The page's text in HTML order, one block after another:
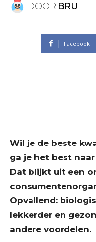
DOOR BRU
Facebook
Wil je de beste
ga je het best
Dat blijkt uit een
Opvallend:
lekkerder en
andere voordelen.